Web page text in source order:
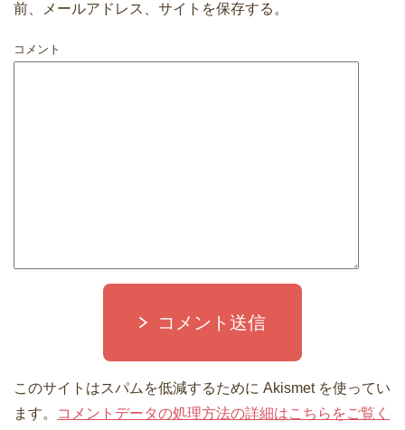
前、メールアドレス、サイトを保存する。
コメント
コメント送信
このサイトはスパムを低減するために Akismet を使ってい
ます。
コメントデータの処理方法の詳細はこちらをご覧く